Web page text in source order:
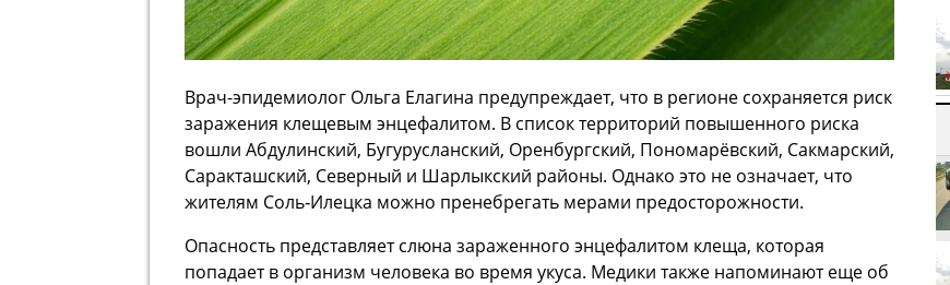
Врач-эпидемиолог Ольга Елагина предупреждает, что в регионе сохраняется риск
заражения клещевым энцефалитом. В список территорий повышенного риска
вошли Абдулинский, Бугурусланский, Оренбургский, Пономарёвский, Сакмарский,
Саракташский, Северный и Шарлыкский районы. Однако это не означает, что
жителям Соль‑Илецка можно пренебрегать мерами предосторожности.
Опасность представляет слюна зараженного энцефалитом клеща, которая
попадает в организм человека во время укуса. Медики также напоминают еще об